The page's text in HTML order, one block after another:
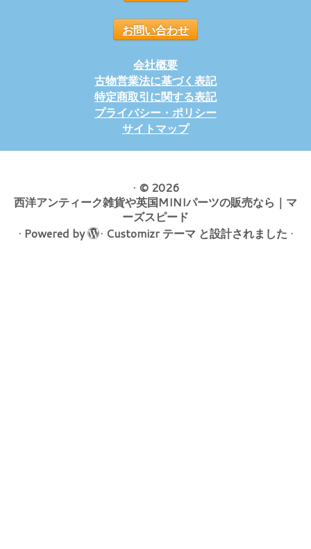
お問い合わせ
会社概要
古物営業法に基づく表記
特定商取引に関する表記
プライバシー・ポリシー
サイトマップ
· © 2026
西洋アンティーク雑貨や英国MINIパーツの販売なら｜マ
ーズスピード
· Powered by · Customizr テーマ と設計されました ·